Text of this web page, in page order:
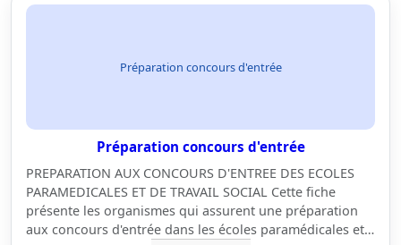
Préparation concours d'entrée
Préparation concours d'entrée
PREPARATION AUX CONCOURS D'ENTREE DES ECOLES
PARAMEDICALES ET DE TRAVAIL SOCIAL Cette fiche
présente les organismes qui assurent une préparation
aux concours d'entrée dans les écoles paramédicales et…